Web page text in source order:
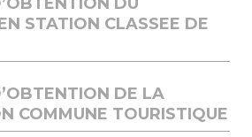
STATION CLASSEE DE
DE LA
COMMUNE TOURISTIQUE